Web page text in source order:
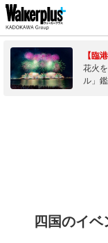
【臨
花火
ル」
四国のイベ